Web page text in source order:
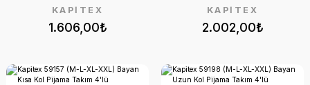
1.606,00₺
KAPİTEX
2.002,00₺
KAPİTEX